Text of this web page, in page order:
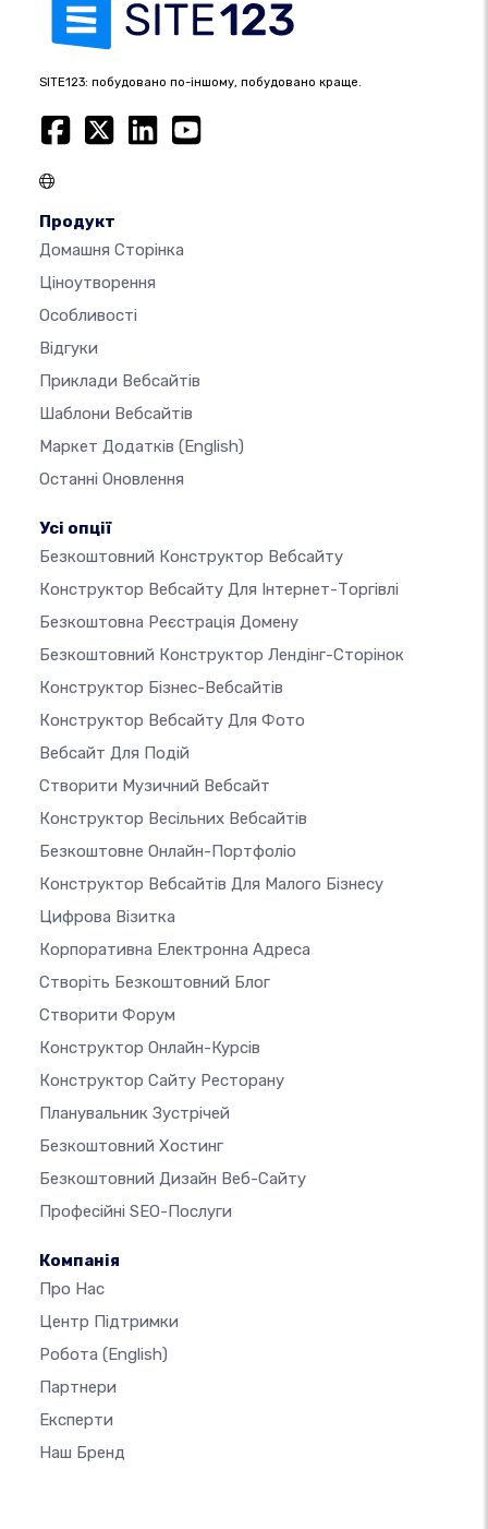
SITE123: побудовано по-іншому, побудовано краще.
Продукт
Домашня Сторінка
Ціноутворення
Особливості
Відгуки
Приклади Вебсайтів
Шаблони Вебсайтів
Маркет Додатків (English)
Останні Оновлення
Усі опції
Безкоштовний Конструктор Вебсайту
Конструктор Вебсайту Для Інтернет-Торгівлі
Безкоштовна Реєстрація Домену
Безкоштовний Конструктор Лендінг-Сторінок
Конструктор Бізнес-Вебсайтів
Конструктор Вебсайту Для Фото
Вебсайт Для Подій
Створити Музичний Вебсайт
Конструктор Весільних Вебсайтів
Безкоштовне Онлайн-Портфоліо
Конструктор Вебсайтів Для Малого Бізнесу
Цифрова Візитка
Корпоративна Електронна Адреса
Створіть Безкоштовний Блог
Створити Форум
Конструктор Онлайн-Курсів
Конструктор Сайту Ресторану
Планувальник Зустрічей
Безкоштовний Хостинг
Безкоштовний Дизайн Веб-Сайту
Професійні SEO-Послуги
Компанія
Про Нас
Центр Підтримки
Робота (English)
Партнери
Експерти
Наш Бренд